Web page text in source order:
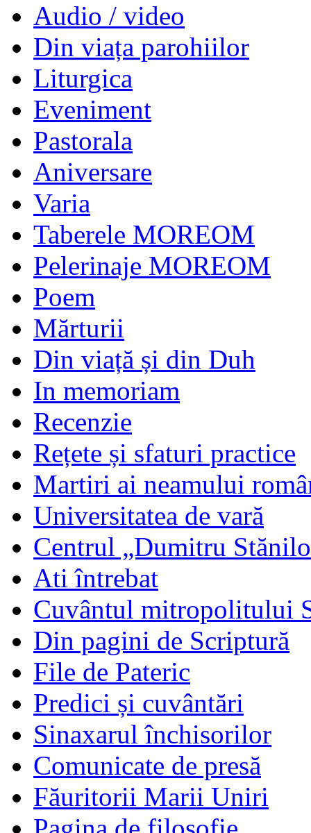
Audio / video
Din viața parohiilor
Liturgica
Eveniment
Pastorala
Aniversare
Varia
Taberele MOREOM
Pelerinaje MOREOM
Poem
Mărturii
Din viață și din Duh
In memoriam
Recenzie
Rețete și sfaturi practice
Martiri ai neamului
Universitatea de vară
Centrul „Dumitru
Ati întrebat
Cuvântul mitropolitului
Din pagini de Scriptură
File de Pateric
Predici și cuvântări
Sinaxarul închisorilor
Comunicate de presă
Făuritorii Marii Uniri